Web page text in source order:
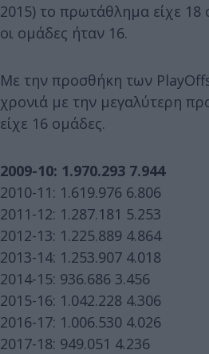
2015) το πρωτάθλημα είχε 18
οι ομάδες ήταν 16.
Με την προσθήκη των PlayOffs
χρονιά με την μεγαλύτερη
είχε 16 ομάδες.
2009-10: 1.970.293 7.944
2010-11: 1.619.976 6.806
2011-12: 1.287.181 5.253
2012-13: 1.225.889 4.864
2013-14: 1.253.907 4.018
2014-15: 936.686 3.456
2015-16: 1.042.228 4.306
2016-17: 1.006.530 4.026
2017-18: 949.051 4.236